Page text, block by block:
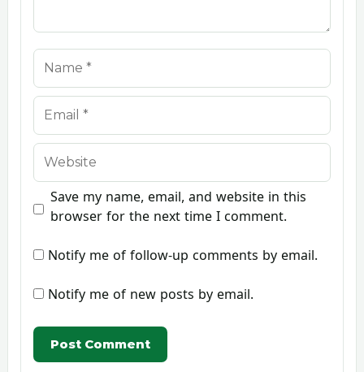
Name
Email
Website
Save my name, email, and website in this
browser for the next time I comment.
Notify me of follow-up comments by email.
Notify me of new posts by email.